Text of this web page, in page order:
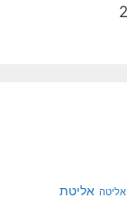
אליטה אליטת